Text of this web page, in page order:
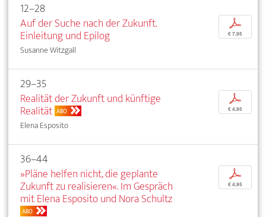
12–28
Auf der Suche nach der Zukunft.
Einleitung und Epilog
Susanne Witzgall
p
€ 7,95
29–35
Realität der Zukunft und künftige
Realität ABO
Elena Esposito
p
€ 4,95
36–44
»Pläne helfen nicht, die geplante
Zukunft zu realisieren«. Im Gespräch
mit Elena Esposito und Nora Schultz
ABO
p
€ 4,95